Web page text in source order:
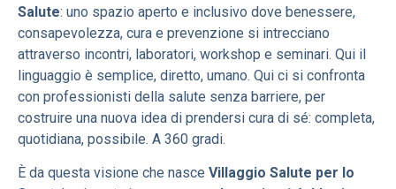
Salute: uno spazio aperto e inclusivo dove benessere,
consapevolezza, cura e prevenzione si intrecciano
attraverso incontri, laboratori, workshop e seminari. Qui il
linguaggio è semplice, diretto, umano. Qui ci si confronta
con professionisti della salute senza barriere, per
costruire una nuova idea di prendersi cura di sé: completa,
quotidiana, possibile. A 360 gradi.
È da questa visione che nasce Villaggio Salute per lo